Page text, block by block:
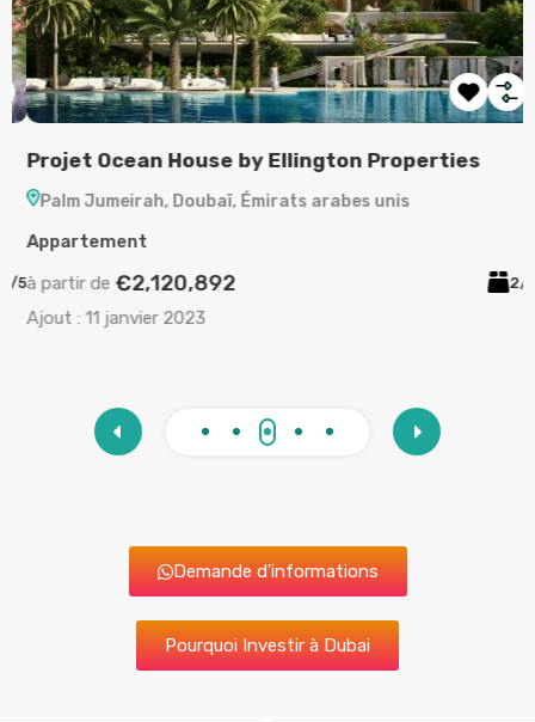
Projet Ocean House by Ellington Properties
Palm Jumeirah, Doubaï, Émirats arabes unis
Appartement
à partir de €2,120,892 2/3
Ajout :11 janvier 2023
Demande d'informations
Pourquoi Investir à Dubai